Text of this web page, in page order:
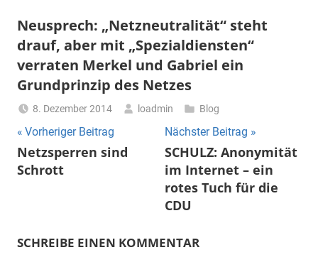
Neusprech: „Netzneutralität“ steht
drauf, aber mit „Spezialdiensten“
verraten Merkel und Gabriel ein
Grundprinzip des Netzes
8. Dezember 2014 loadmin Blog
Beitragsnavigation
Vorheriger Beitrag
Netzsperren sind
Schrott
Nächster Beitrag
SCHULZ: Anonymität
im Internet – ein
rotes Tuch für die
CDU
SCHREIBE EINEN KOMMENTAR